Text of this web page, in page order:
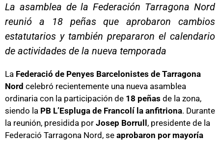
La asamblea de la Federación Tarragona Nord
reunió a 18 peñas que aprobaron cambios
estatutarios y también prepararon el calendario
de actividades de la nueva temporada
La Federació de Penyes Barcelonistes de Tarragona
Nord celebró recientemente una nueva asamblea
ordinaria con la participación de 18 peñas de la zona,
siendo la PB L’Espluga de Francolí la anfitriona. Durante
la reunión, presidida por Josep Borrull, presidente de la
Federació Tarragona Nord, se aprobaron por mayoría